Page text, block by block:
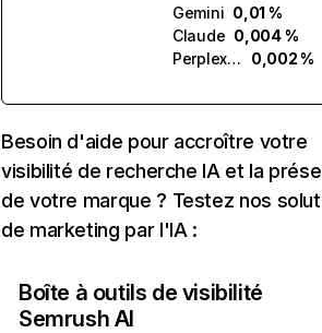
Gemini 0,01 %
Claude 0,004 %
Perplexity
0,002 %
Besoin d'aide pour accroître votre
visibilité de recherche IA et la
de votre marque ? Testez nos
de marketing par l'IA :
Boîte à outils de visibilité
Semrush AI